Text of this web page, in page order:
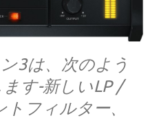
3は、次のよう
す-新しいLP /
フィルター、